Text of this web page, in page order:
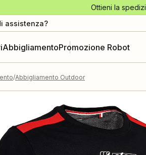
Ottieni la
assistenza?
AbbigliamentoPromozione Robot
Abbigliamento Outdoor